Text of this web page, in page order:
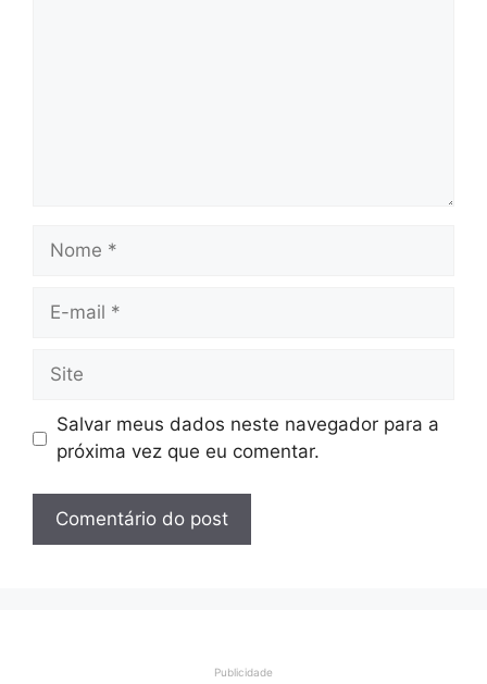
Nome
Site
Salvar meus dados neste navegador para a
próxima vez que eu comentar.
Publicidade